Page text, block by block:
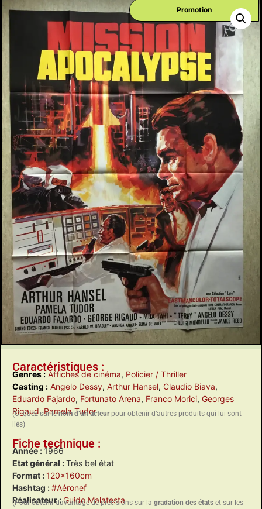
Promotion
Caractéristiques :
Genres : Affiches de cinéma, Policier / Thriller
Casting : Angelo Dessy, Arthur Hansel, Claudio Biava,
Eduardo Fajardo, Fortunato Arena, Franco Morici, Georges
Rigaud,Pamela Tudor
(Cliquez sur lenom d’un acteurpour obtenir d’autres produits qui lui sont
liés)
Fiche technique :
Année : 1966
Etat général :Très bel état
Format :120x160cm
Hashtag :#Aéronef
Réalisateur :Guido Malatesta
(Pour obtenir davantage de précisions sur la gradation des états et sur les